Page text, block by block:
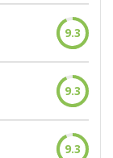
9.3
9.3
9.3